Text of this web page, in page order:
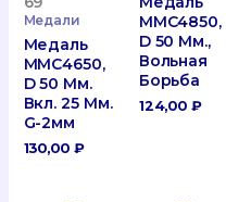
Медали
Медаль
MMC4650,
D 50 Мм.
Вкл. 25 Мм.
G-2мм
130,00 ₽
MMC4850,
D 50 Мм.,
Вольная
Борьба
124,00₽